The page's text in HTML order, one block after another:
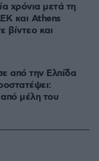
χρόνια μετά τη
και Athens
βίντεο και
από την Ελπίδα
μέλη του